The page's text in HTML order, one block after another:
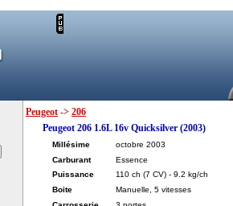
Peugeot -> 206
Peugeot 206 1.6L 16v Quicksilver (2003)
Millésime
octobre 2003
Carburant
Essence
Puissance
110 ch (7 CV) - 9.2 kg/ch
Boite
Manuelle, 5 vitesses